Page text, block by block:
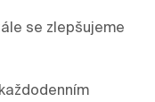
se zlepšujeme